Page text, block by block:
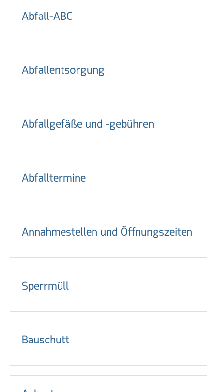
Abfall-ABC
Abfallentsorgung
Abfallgefäße und -gebühren
Abfalltermine
Annahmestellen und Öffnungszeiten
Sperrmüll
Bauschutt